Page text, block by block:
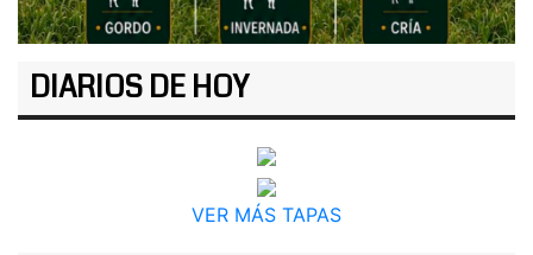
DIARIOS DE HOY
VER MÁS TAPAS